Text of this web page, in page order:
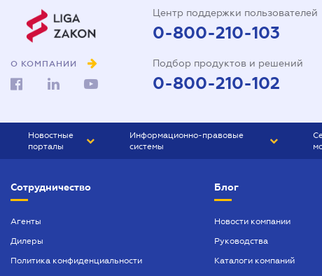
О КОМПАНИИ
Центр поддержки пользователей
0-800-210-103
Подбор продуктов и решений
0-800-210-102
Новостные
порталы
БИЗНЕС
Информационно-правовые
системы
БУХГАЛТЕР ПРОФ
ЮРИСТ ПРОФ
Сотрудничество
Агенты
Дилеры
Политика конфиденциальности
Блог
Новости компании
Руководства
Каталоги компаний